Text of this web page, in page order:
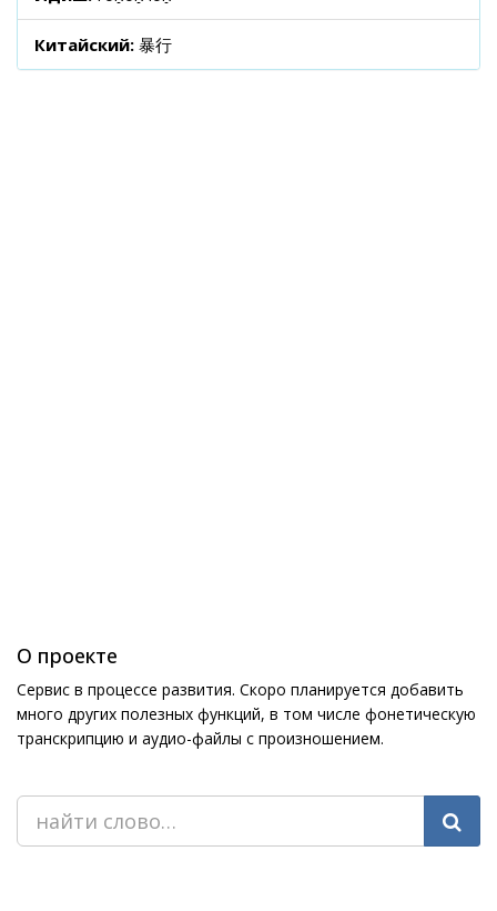
Китайский: 暴行
О проекте
Сервис в процессе развития. Скоро планируется добавить
много других полезных функций, в том числе фонетическую
транскрипцию и аудио-файлы с произношением.